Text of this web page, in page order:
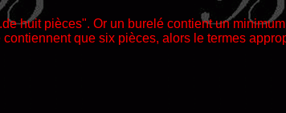
huit pièces". Or un burelé contient un
que six pièces, alors le termes